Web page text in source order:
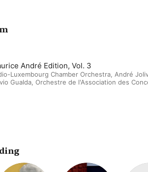
André Edition, Vol. 3
Luxembourg Chamber Orchestra, André
Gualda, Orchestre de l'Association des